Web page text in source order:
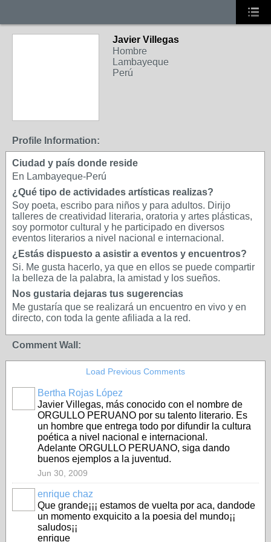
Javier Villegas
Hombre
Lambayeque
Perú
Profile Information:
Ciudad y país donde reside
En Lambayeque-Perú
¿Qué tipo de actividades artísticas realizas?
Soy poeta, escribo para niños y para adultos. Dirijo
talleres de creatividad literaria, oratoria y artes plásticas,
soy pormotor cultural y he participado en diversos
eventos literarios a nivel nacional e internacional.
¿Estás dispuesto a asistir a eventos y encuentros?
Si. Me gusta hacerlo, ya que en ellos se puede compartir
la belleza de la palabra, la amistad y los sueños.
Nos gustaria dejaras tus sugerencias
Me gustaría que se realizará un encuentro en vivo y en
directo, con toda la gente afiliada a la red.
Comment Wall:
Load Previous Comments
Bertha Rojas López
Javier Villegas, más conocido con el nombre de
ORGULLO PERUANO por su talento literario. Es
un hombre que entrega todo por difundir la cultura
poética a nivel nacional e internacional.
Adelante ORGULLO PERUANO, siga dando
buenos ejemplos a la juventud.
Jun 30, 2009
enrique chaz
Que grande¡¡¡ estamos de vuelta por aca, dandode
un momento exquicito a la poesia del mundo¡¡
saludos¡¡
enrique